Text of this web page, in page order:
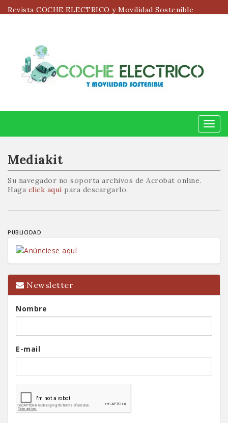
Revista COCHE ELECTRICO y Movilidad Sostenible
Menú
Mediakit
Su navegador no soporta archivos de Acrobat online.
Haga click aquí para descargarlo.
PUBLICIDAD
Newsletter
Nombre
E-mail